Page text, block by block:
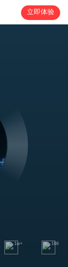
立即体验
1w+ 166